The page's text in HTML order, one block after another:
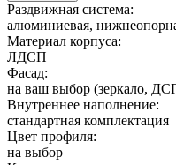
Раздвижная система:
алюминиевая,
Материал корпуса:
ЛДСП
Фасад:
на ваш выбор (зеркало,
Внутреннее наполнение:
стандартная комплектация
Цвет профиля:
на выбор